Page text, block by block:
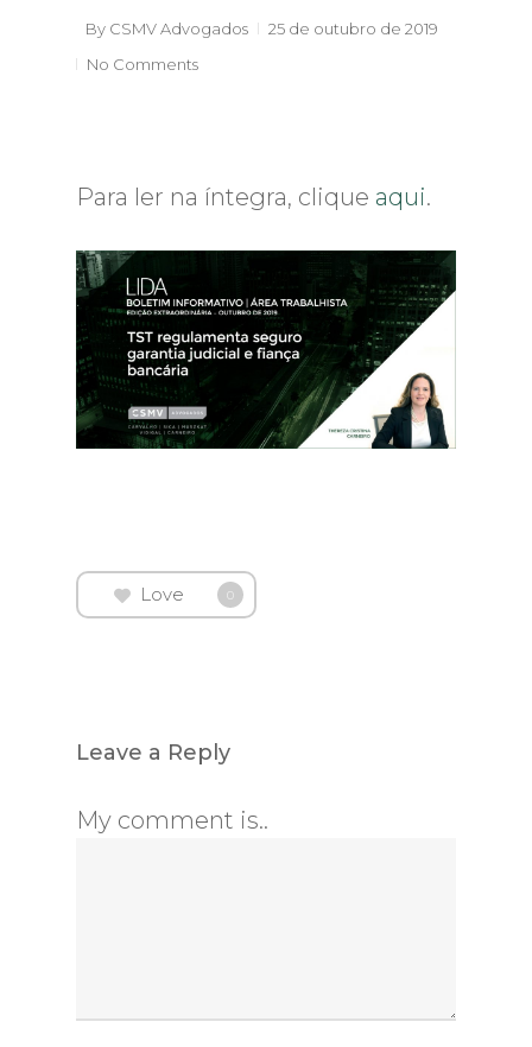
By CSMV Advogados
25 de outubro de 2019
No Comments
Para ler na íntegra, clique aqui.
Love 0
Leave a Reply
My comment is..